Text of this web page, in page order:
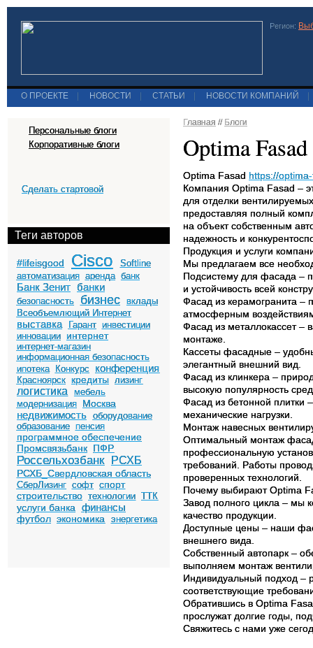
Регион:
О ПРОЕКТЕ НОВОСТИ СТАТЬИ НОВОСТИ КОМПАНИЙ
Персональные блоги
Корпоративные блоги
Сделать стартовой
Теги авторов
#lifeisgood Cisco
Softline
автоматизация аренда банк
Банк Зенит банки
безопасность бизнес
вклады
Всеобъемлющий Интернет
выставка Гарант инвестиции
инновации
интернет
интернет-магазин
информационная безопасность
ипотека
Конкурс конференция
Красноярск кредиты лизинг
логистика
мебель
модернизация
Москва
недвижимость оборудование
образование пенсия
программное обеспечение
Промсвязьбанк ПФР
Россельхозбанк РСХБ
РСХБ_Свердловская область
СберЛизинг софт спорт
строительство технологии ТТК
услуги банка финансы
футбол экономика энергетика
Главная // Блоги
Optima Fasad
Optima Fasad https://
Компания Optima Fasad –
для отделки
предоставляя полный
на объект собственным
надежность и
Продукция и услуги
Мы предлагаем все
Подсистему для фасада –
и устойчивость всей
Фасад из керамогранита –
атмосферным
Фасад из металлокассет –
монтаже.
Кассеты фасадные –
элегантный внешний вид.
Фасад из клинкера –
высокую популярность
Фасад из бетонной плитки
механические нагрузки.
Монтаж навесных
Оптимальный монтаж
профессиональную
требований. Работы
проверенных технологий.
Почему выбирают Optima
Завод полного цикла – мы
качество продукции.
Доступные цены – наши
внешнего вида.
Собственный автопарк –
выполняем монтаж
Индивидуальный подход –
соответствующие
Обратившись в Optima
прослужат долгие годы,
Свяжитесь с нами уже